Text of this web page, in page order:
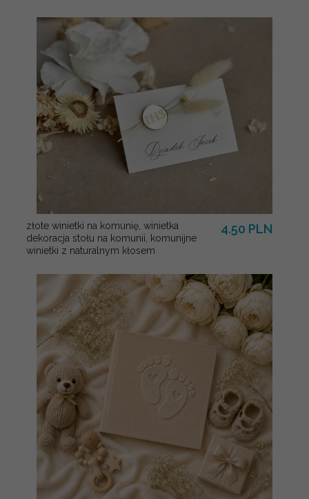
złote winietki na komunię, winietka
dekoracja stołu na komunii, komunijne
winietki z naturalnym kłosem
4.50 PLN